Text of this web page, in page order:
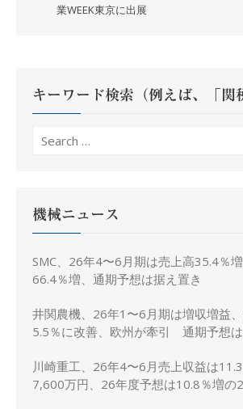
ン
業WEEK東京に出展
キーワード検索（例えば、「関
Search
機械ニュース
SMC、26年4〜6月期は売上高35.4％
66.4％増、通期予想は据え置き
井関農機、26年1〜6月期は増収増益
5.5％に改善、欧州が牽引 通期予想
川崎重工、26年4〜6月売上収益は
7,600万円、26年度予想は10.8％増の